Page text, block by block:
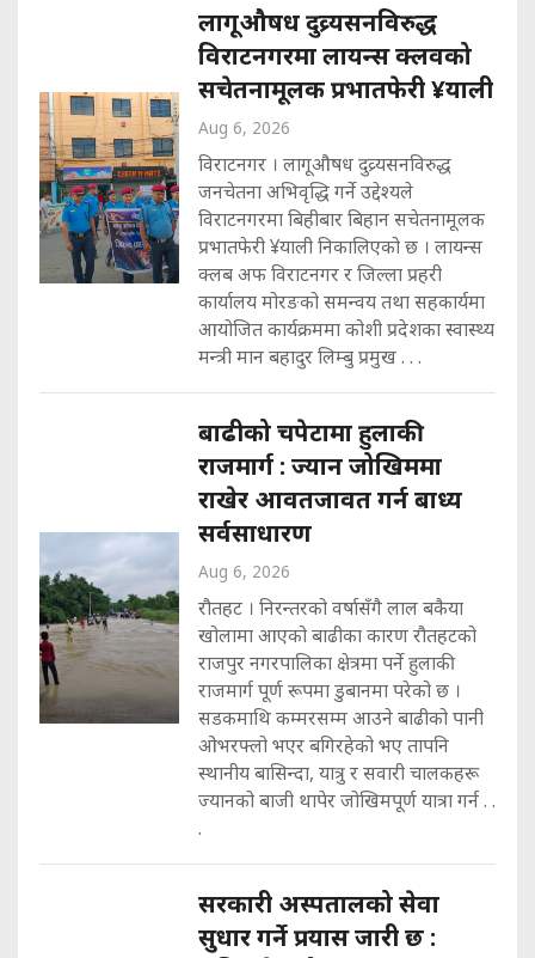
लागूऔषध दुव्र्यसनविरुद्ध
विराटनगरमा लायन्स क्लवको
सचेतनामूलक प्रभातफेरी ‍¥याली
Aug 6, 2026
विराटनगर । लागूऔषध दुव्र्यसनविरुद्ध
जनचेतना अभिवृद्धि गर्ने उद्देश्यले
विराटनगरमा बिहीबार बिहान सचेतनामूलक
प्रभातफेरी ‍¥याली निकालिएको छ । लायन्स
क्लब अफ विराटनगर र जिल्ला प्रहरी
कार्यालय मोरङको समन्वय तथा सहकार्यमा
आयोजित कार्यक्रममा कोशी प्रदेशका स्वास्थ्य
मन्त्री मान बहादुर लिम्बु प्रमुख . . .
बाढीको चपेटामा हुलाकी
राजमार्ग : ज्यान जोखिममा
राखेर आवतजावत गर्न बाध्य
सर्वसाधारण
Aug 6, 2026
रौतहट । निरन्तरको वर्षासँगै लाल बकैया
खोलामा आएको बाढीका कारण रौतहटको
राजपुर नगरपालिका क्षेत्रमा पर्ने हुलाकी
राजमार्ग पूर्ण रूपमा डुबानमा परेको छ ।
सडकमाथि कम्मरसम्म आउने बाढीको पानी
ओभरफ्लो भएर बगिरहेको भए तापनि
स्थानीय बासिन्दा, यात्रु र सवारी चालकहरू
ज्यानको बाजी थापेर जोखिमपूर्ण यात्रा गर्न . .
.
सरकारी अस्पतालको सेवा
सुधार गर्ने प्रयास जारी छ :